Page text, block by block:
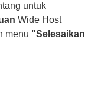
untuk
Wide Host
menu "Selesaikan